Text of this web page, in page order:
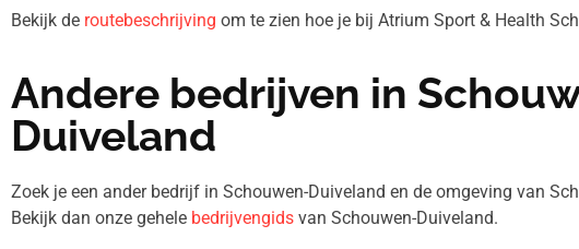
Bekijk de routebeschrijving om te zien hoe je bij Atrium Sport & Health
Andere bedrijven in
Duiveland
Zoek je een ander bedrijf in Schouwen-Duiveland en de omgeving van
Bekijk dan onze gehele bedrijvengids van Schouwen-Duiveland.